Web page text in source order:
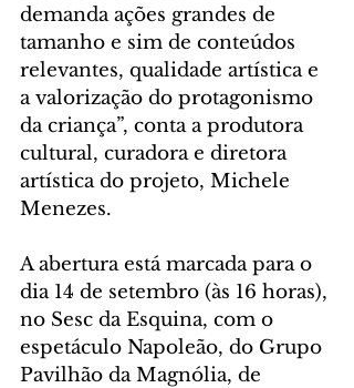
demanda ações grandes de
tamanho e sim de conteúdos
relevantes, qualidade artística e
a valorização do protagonismo
da criança”, conta a produtora
cultural, curadora e diretora
artística do projeto, Michele
Menezes.
A abertura está marcada para o
dia 14 de setembro (às 16 horas),
no Sesc da Esquina, com o
espetáculo Napoleão, do Grupo
Pavilhão da Magnólia, de